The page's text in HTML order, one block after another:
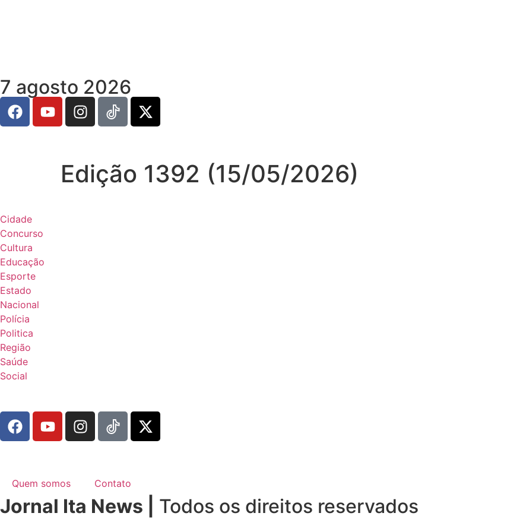
7 agosto 2026
Edição 1392 (15/05/2026)
Cidade
Concurso
Cultura
Educação
Esporte
Estado
Nacional
Polícia
Politica
Região
Saúde
Social
Quem somos Contato
Jornal Ita News | Todos os direitos reservados